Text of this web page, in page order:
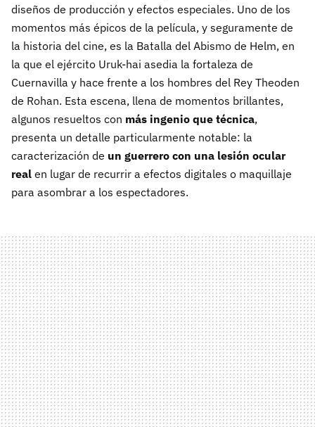
diseños de producción y efectos especiales. Uno de los
momentos más épicos de la película, y seguramente de
la historia del cine, es la Batalla del Abismo de Helm, en
la que el ejército Uruk-hai asedia la fortaleza de
Cuernavilla y hace frente a los hombres del Rey Theoden
de Rohan. Esta escena, llena de momentos brillantes,
algunos resueltos con más ingenio que técnica,
presenta un detalle particularmente notable: la
caracterización de un guerrero con una lesión ocular
real en lugar de recurrir a efectos digitales o maquillaje
para asombrar a los espectadores.